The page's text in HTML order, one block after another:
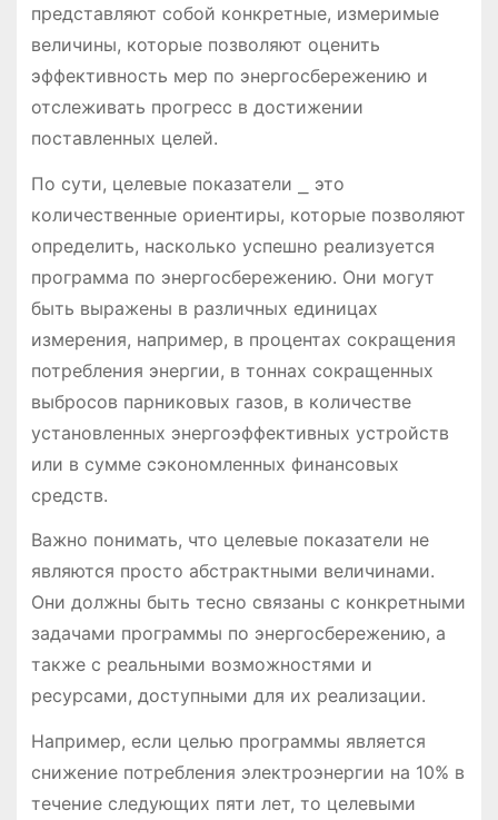
представляют собой конкретные, измеримые
величины, которые позволяют оценить
эффективность мер по энергосбережению и
отслеживать прогресс в достижении
поставленных целей.
По сути, целевые показатели ⎯ это
количественные ориентиры, которые позволяют
определить, насколько успешно реализуется
программа по энергосбережению. Они могут
быть выражены в различных единицах
измерения, например, в процентах сокращения
потребления энергии, в тоннах сокращенных
выбросов парниковых газов, в количестве
установленных энергоэффективных устройств
или в сумме сэкономленных финансовых
средств.
Важно понимать, что целевые показатели не
являются просто абстрактными величинами.
Они должны быть тесно связаны с конкретными
задачами программы по энергосбережению, а
также с реальными возможностями и
ресурсами, доступными для их реализации.
Например, если целью программы является
снижение потребления электроэнергии на 10% в
течение следующих пяти лет, то целевыми